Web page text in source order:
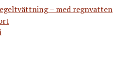
– med regnvatten